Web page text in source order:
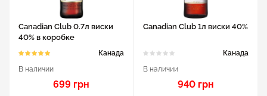
Canadian Club 0.7л виски
40% в коробке
Канада
В наличии
699 грн
Canadian Club 1л виски 40%
Канада
В наличии
940 грн